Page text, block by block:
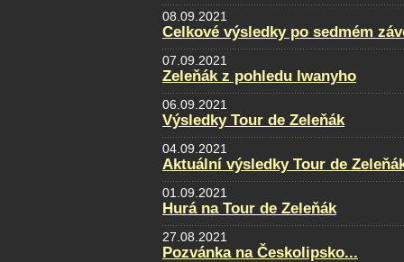
08.09.2021
Celkové výsledky po sedmém
07.09.2021
Zeleňák z pohledu Iwanyho
06.09.2021
Výsledky Tour de Zeleňák
04.09.2021
Aktuální výsledky Tour de
01.09.2021
Hurá na Tour de Zeleňák
27.08.2021
Pozvánka na Českolipsko...